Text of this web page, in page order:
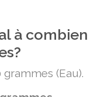
à combien
(Eau).